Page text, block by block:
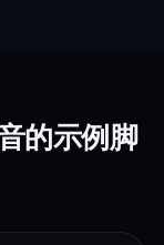
的示例脚